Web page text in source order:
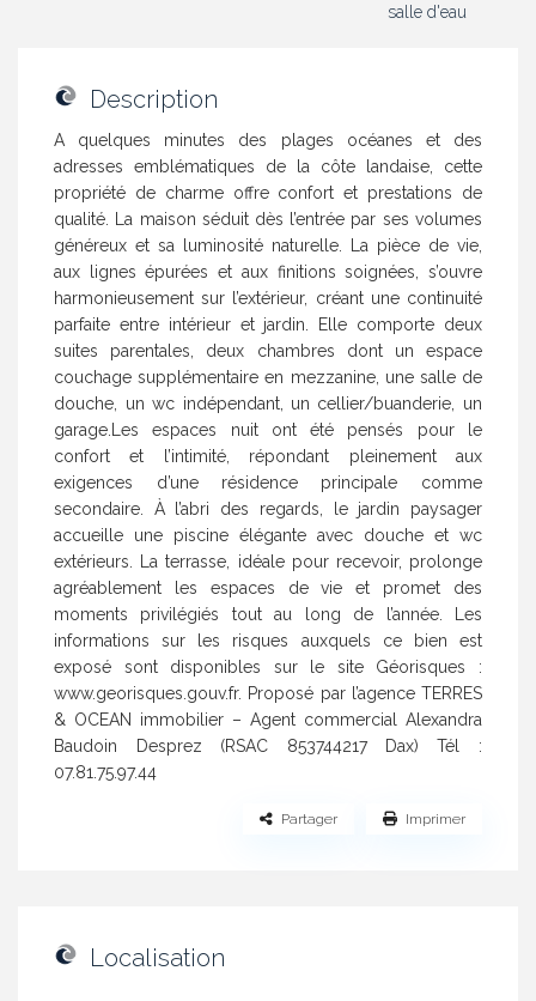
salle d'eau
Description
A quelques minutes des plages océanes et des
adresses emblématiques de la côte landaise, cette
propriété de charme offre confort et prestations de
qualité. La maison séduit dès l’entrée par ses volumes
généreux et sa luminosité naturelle. La pièce de vie,
aux lignes épurées et aux finitions soignées, s’ouvre
harmonieusement sur l’extérieur, créant une continuité
parfaite entre intérieur et jardin. Elle comporte deux
suites parentales, deux chambres dont un espace
couchage supplémentaire en mezzanine, une salle de
douche, un wc indépendant, un cellier/buanderie, un
garage.Les espaces nuit ont été pensés pour le
confort et l’intimité, répondant pleinement aux
exigences d’une résidence principale comme
secondaire. À l’abri des regards, le jardin paysager
accueille une piscine élégante avec douche et wc
extérieurs. La terrasse, idéale pour recevoir, prolonge
agréablement les espaces de vie et promet des
moments privilégiés tout au long de l’année. Les
informations sur les risques auxquels ce bien est
exposé sont disponibles sur le site Géorisques :
www.georisques.gouv.fr. Proposé par l’agence TERRES
& OCEAN immobilier – Agent commercial Alexandra
Baudoin Desprez (RSAC 853744217 Dax) Tél :
07.81.75.97.44
Partager Imprimer
Localisation